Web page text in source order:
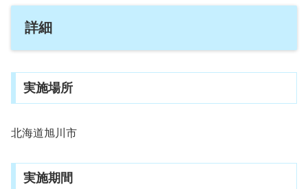
詳細
実施場所
北海道旭川市
実施期間